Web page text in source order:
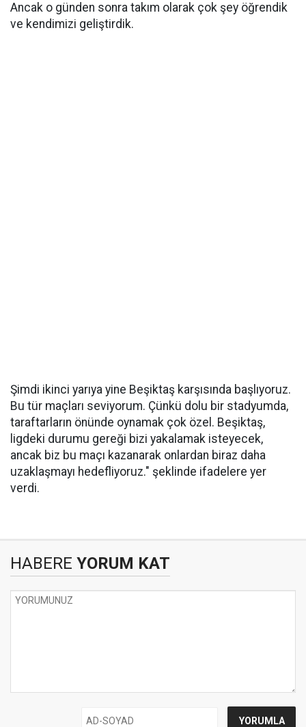
Ancak o günden sonra takım olarak çok şey öğrendik
ve kendimizi geliştirdik.
Şimdi ikinci yarıya yine Beşiktaş karşısında başlıyoruz.
Bu tür maçları seviyorum. Çünkü dolu bir stadyumda,
taraftarların önünde oynamak çok özel. Beşiktaş,
ligdeki durumu gereği bizi yakalamak isteyecek,
ancak biz bu maçı kazanarak onlardan biraz daha
uzaklaşmayı hedefliyoruz." şeklinde ifadelere yer
verdi.
HABERE YORUM KAT